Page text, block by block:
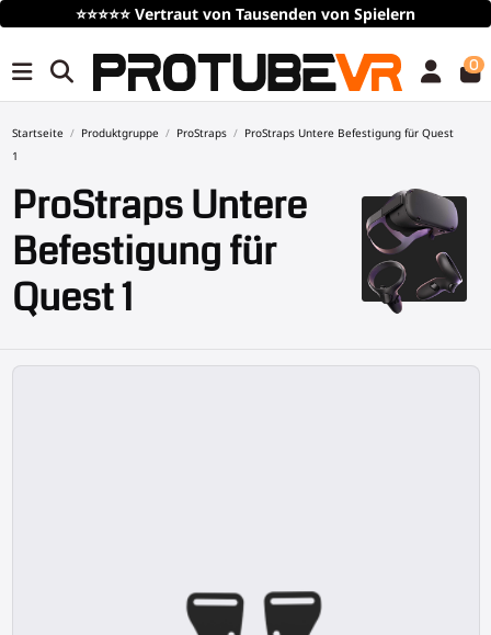
⭐⭐⭐⭐⭐ Vertraut von Tausenden von Spielern
0
Startseite Produktgruppe ProStraps
ProStraps Untere Befestigung für Quest
1
ProStraps Untere
Befestigung für
Quest 1